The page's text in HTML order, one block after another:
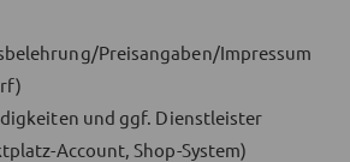
Preisangaben/Impressum
und ggf. Dienstleister
Account, Shop-System)